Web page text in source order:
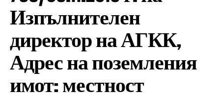
Изпълнителен
директор на АГКК,
Адрес на поземления
имот: местност